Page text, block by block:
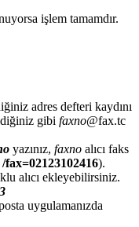
işlem tamamdır.
adres defteri kaydını
gibi faxno@fax.tc
yazınız, faxno alıcı faks
/fax=02123102416).
alıcı ekleyebilirsiniz.
uygulamanızda